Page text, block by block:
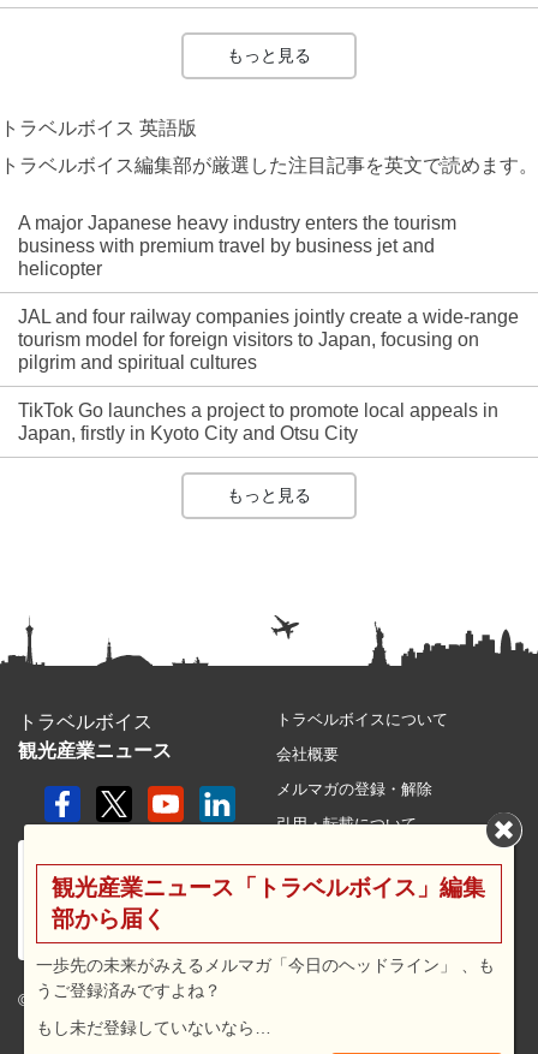
もっと見る
トラベルボイス 英語版
トラベルボイス編集部が厳選した注目記事を英文で読めます。
A major Japanese heavy industry enters the tourism
business with premium travel by business jet and
helicopter
JAL and four railway companies jointly create a wide-range
tourism model for foreign visitors to Japan, focusing on
pilgrim and spiritual cultures
TikTok Go launches a project to promote local appeals in
Japan, firstly in Kyoto City and Otsu City
もっと見る
トラベルボイス
観光産業ニュース
© 2026 travel voice.
トラベルボイスについて
会社概要
メルマガの登録・解除
引用・転載について
利用規約
広告メニュー・料金
観光産業ニュース「トラベルボイス」編集
部から届く
一歩先の未来がみえるメルマガ「今日のヘッドライン」 、も
うご登録済みですよね？
もし未だ登録していないなら…